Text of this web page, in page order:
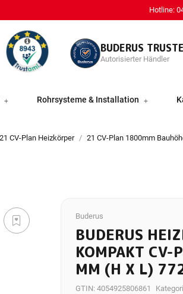
Hotline:
BUDERUS
Autorisierter Händler
Rohrsysteme & Installation
CV-Plan Heizkörper
21 CV-Plan 1800mm
Buderus
BUDERUS
KOMPAKT
MM (H X L)
GTIN: 4054925806861